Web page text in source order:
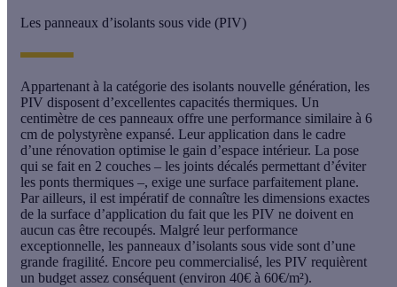
Les panneaux d’isolants sous vide (PIV)
Appartenant à la catégorie des isolants nouvelle génération, les
PIV disposent d’excellentes capacités thermiques. Un
centimètre de ces panneaux offre une performance similaire à 6
cm de polystyrène expansé. Leur application dans le cadre
d’une rénovation optimise le gain d’espace intérieur. La pose
qui se fait en 2 couches – les joints décalés permettant d’éviter
les ponts thermiques –, exige une surface parfaitement plane.
Par ailleurs, il est impératif de connaître les dimensions exactes
de la surface d’application du fait que les PIV ne doivent en
aucun cas être recoupés. Malgré leur performance
exceptionnelle, les panneaux d’isolants sous vide sont d’une
grande fragilité. Encore peu commercialisé, les PIV requièrent
un budget assez conséquent (environ 40€ à 60€/m²).